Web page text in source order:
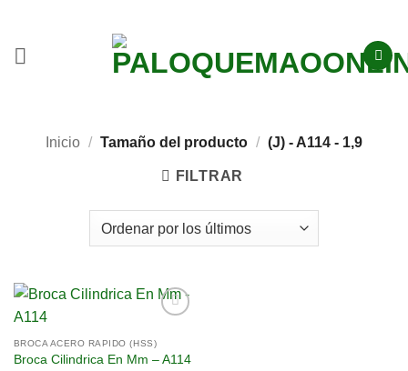
Inicio / Tamaño del producto / (J) - A114 - 1,9
FILTRAR
a la
lista
BROCA ACERO RAPIDO (HSS)
Broca Cilindrica En Mm – A114